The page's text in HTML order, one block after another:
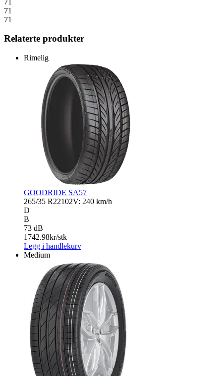
71
71
Relaterte produkter
Rimelig
GOODRIDE SA57
265/35 R22102V: 240 km/h
D
B
73 dB
1742.98kr/stk
Legg i handlekurv
Medium